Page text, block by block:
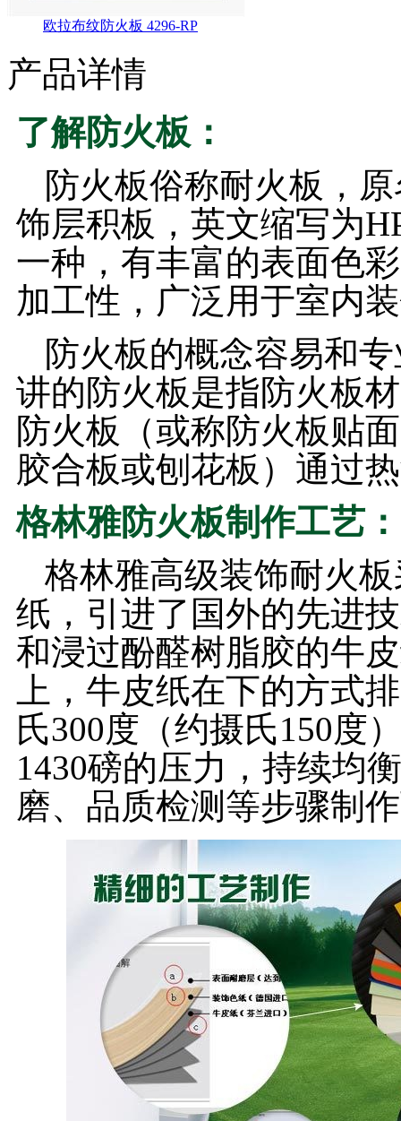
欧拉布纹防火板 4296-RP
产品详情
了解防火板：
防火板俗称耐火板，
饰层积板，英文缩写为
一种，有丰富的表面色
加工性，广泛用于室内
防火板的概念容易和
讲的防火板是指防火板
防火板（或称防火板贴
胶合板或刨花板）通过
格林雅防火板制作工艺：
格林雅高级装饰耐火
纸，引进了国外的先进
和浸过酚醛树脂胶的牛
上，牛皮纸在下的方式
氏300度（约摄氏150度
1430磅的压力，持续均
磨、品质检测等步骤制